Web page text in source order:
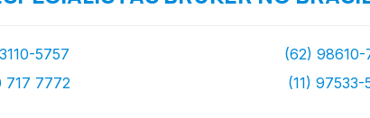
5757
717 7772
(62) 98610-
(11) 97533-